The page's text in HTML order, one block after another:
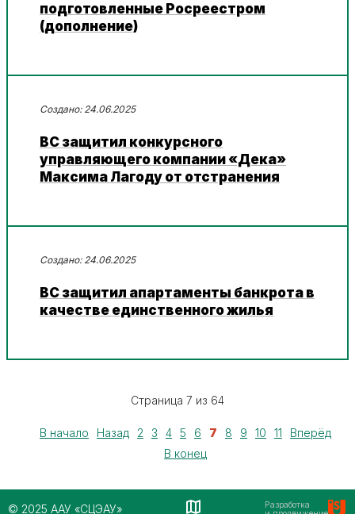
подготовленные Росреестром
(дополнение)
24.06.2025
ВС защитил конкурсного
управляющего компании «Дека»
Максима Лагоду от отстранения
24.06.2025
ВС защитил апартаменты банкрота в
качестве единственного жилья
Страница 7 из 64
В начало Назад 2 3 4 5 6 7 8 9 10 11
Вперёд
В конец
© 2025 ААУ «СЦЭАУ»
Разработка